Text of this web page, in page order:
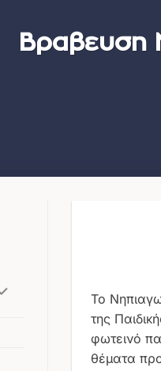
Βραβευση
Το
της
φωτεινό
θέματα